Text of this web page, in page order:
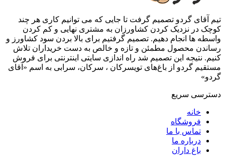
تیم آقای گردو تصمیم گرفت تا جایی که می توانیم کاری هر چند
کوچک در نزدیک کردن کشاورزان به مشتری نهایی و کم کردن
واسطه ها انجام دهیم. تصمیم گرفتیم برای بالا بردن سود کشاورز و
رساندن محصول مطمئن و تازه و خالص به دست خریداران تلاش
کنیم. نتیجه این تصمیم شد راه اندازی سایتی اینترنتی برای فروش
مستقیم گردو از باغ‌های تویسرکان ، سرکان، سرابی به اسم «آقای
گردو»
دسترسی سریع
خانه
فروشگاه
تماس با ما
درباره ما
باغ داران